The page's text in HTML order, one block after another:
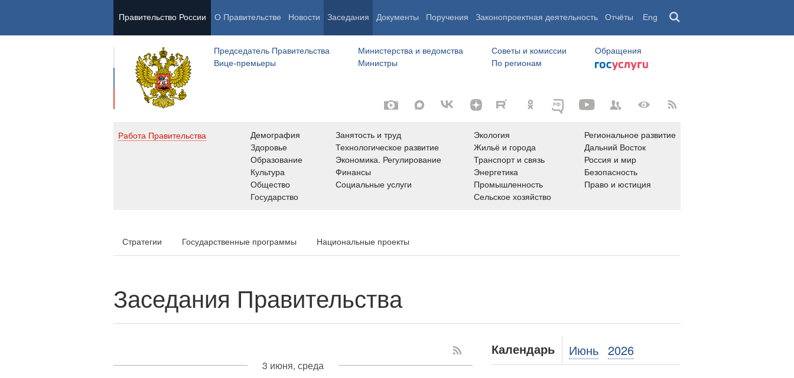
Правительство России О Правительстве Новости Заседания Документы Поручения Законопроектная деятельность Отчёты Eng
Председатель Правительства
Вице-премьеры
Министерства и ведомства
Министры
Советы и комиссии
По регионам
Обращения
Работа Правительства
Демография
Здоровье
Образование
Культура
Общество
Государство
Занятость и труд
Технологическое развитие
Экономика. Регулирование
Финансы
Социальные услуги
Экология
Жильё и города
Транспорт и связь
Энергетика
Промышленность
Сельское хозяйство
Региональное развитие
Дальний Восток
Россия и мир
Безопасность
Право и юстиция
Стратегии Государственные программы Национальные проекты
Заседания Правительства
3 июня, среда
Календарь Июнь 2026